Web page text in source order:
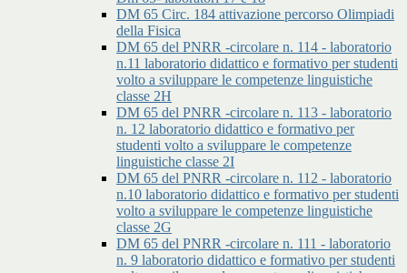
DM 65 Circ. 184 attivazione percorso Olimpiadi
della Fisica
DM 65 del PNRR -circolare n. 114 - laboratorio
n.11 laboratorio didattico e formativo per studenti
volto a sviluppare le competenze linguistiche
classe 2H
DM 65 del PNRR -circolare n. 113 - laboratorio
n. 12 laboratorio didattico e formativo per
studenti volto a sviluppare le competenze
linguistiche classe 2I
DM 65 del PNRR -circolare n. 112 - laboratorio
n.10 laboratorio didattico e formativo per studenti
volto a sviluppare le competenze linguistiche
classe 2G
DM 65 del PNRR -circolare n. 111 - laboratorio
n. 9 laboratorio didattico e formativo per studenti